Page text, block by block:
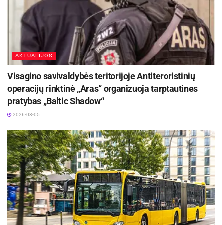
Aktualios naujienos
sertifikatas
2026-08-07
Kėdainių Senamiesčio progimnazija ruošiasi
svarbiems pokyčiams
2026-08-07
AKTUALIJOS
Visagino savivaldybės teritorijoje Antiteroristinių
operacijų rinktinė „Aras“ organizuoja tarptautines
pratybas „Baltic Shadow“
2026-08-05